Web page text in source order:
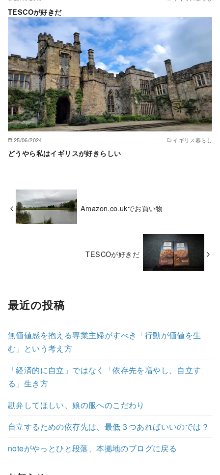
TESCOが好きだ
25/06/2024 イギリス暮らし
どうやら私はイギリスが好きらしい
Amazon.co.ukでお買い物
TESCOが好きだ
最近の投稿
無価値感を抱える専業主婦がすべき「行動が価値を生
む」という考え方
「経済的に自立」ではなく「依存先を増やし、自立す
る」生き方
勘弁してほしい、娘の服へのこだわり
自立するための依存先は、最低３つあればいいのでは？
noteがやっとひと段落、本拠地のブログに戻る